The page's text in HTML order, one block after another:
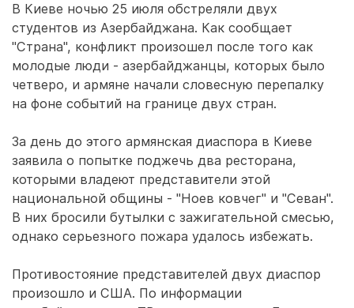
В Киеве ночью 25 июля обстреляли двух
студентов из Азербайджана. Как сообщает
"Страна", конфликт произошел после того как
молодые люди - азербайджанцы, которых было
четверо, и армяне начали словесную перепалку
на фоне событий на границе двух стран.
За день до этого армянская диаспора в Киеве
заявила о попытке поджечь два ресторана,
которыми владеют представители этой
национальной общины - "Ноев ковчег" и "Севан".
В них бросили бутылки с зажигательной смесью,
однако серьезного пожара удалось избежать.
Противостояние представителей двух диаспор
произошло и США. По информации